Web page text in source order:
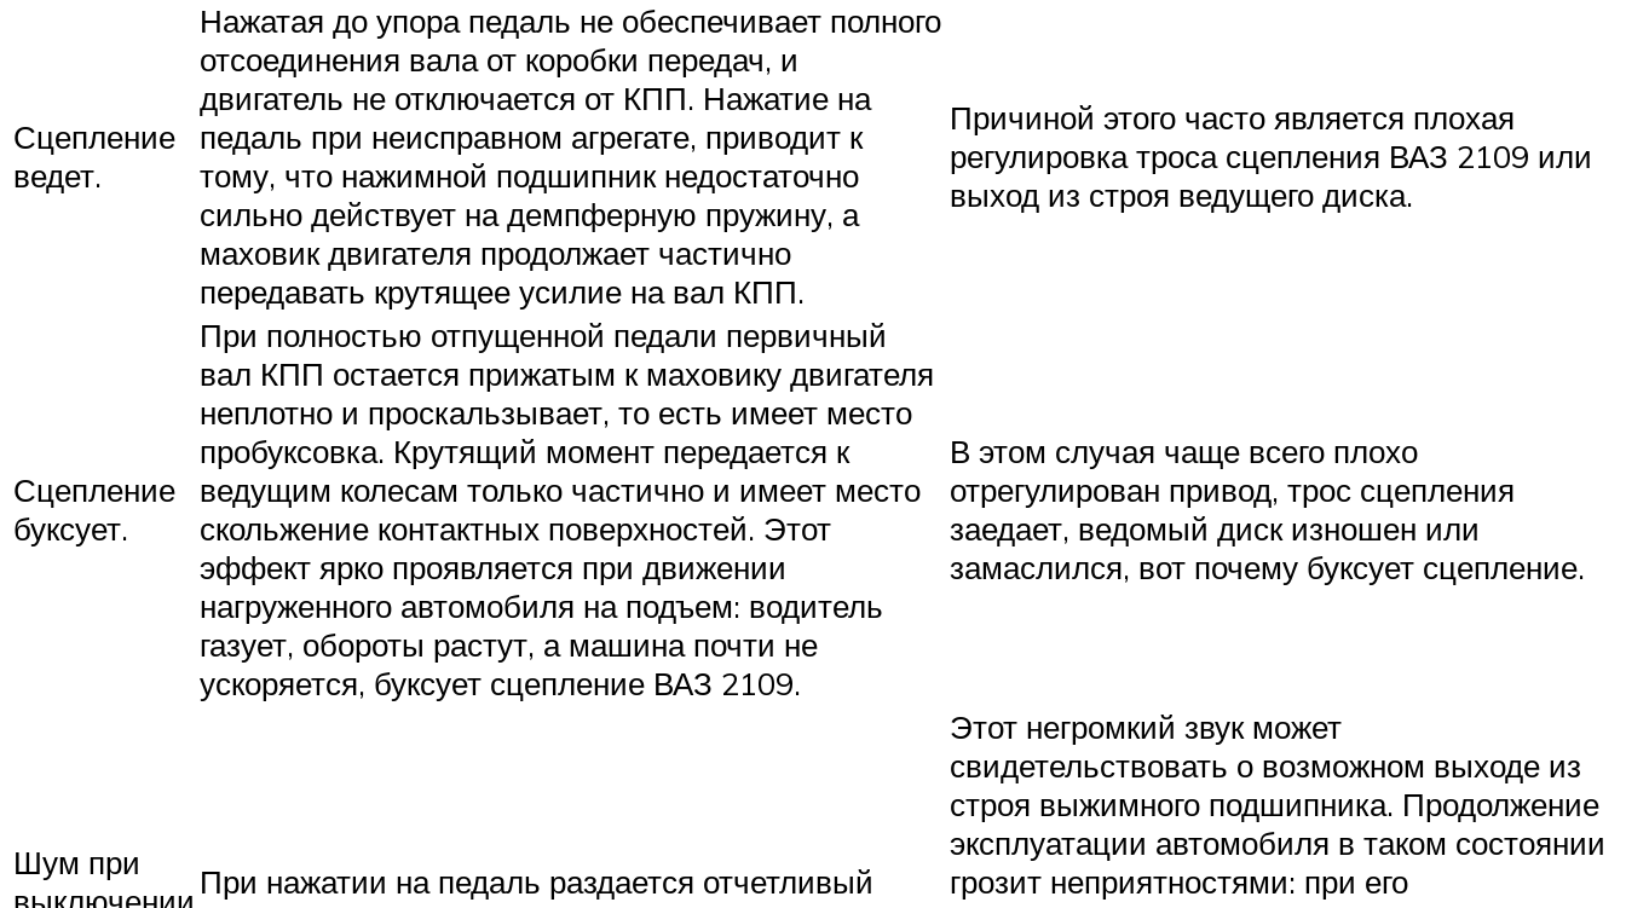
Сцепление
ведет.
Нажатая до упора педаль не обеспечивает полного
отсоединения вала от коробки передач, и
двигатель не отключается от КПП. Нажатие на
педаль при неисправном агрегате, приводит к
тому, что нажимной подшипник недостаточно
сильно действует на демпферную пружину, а
маховик двигателя продолжает частично
передавать крутящее усилие на вал КПП.
Причиной этого часто является плохая
регулировка троса сцепления ВАЗ 2109 или
выход из строя ведущего диска.
Сцепление
буксует.
При полностью отпущенной педали первичный
вал КПП остается прижатым к маховику двигателя
неплотно и проскальзывает, то есть имеет место
пробуксовка. Крутящий момент передается к
ведущим колесам только частично и имеет место
скольжение контактных поверхностей. Этот
эффект ярко проявляется при движении
нагруженного автомобиля на подъем: водитель
газует, обороты растут, а машина почти не
ускоряется, буксует сцепление ВАЗ 2109.
В этом случая чаще всего плохо
отрегулирован привод, трос сцепления
заедает, ведомый диск изношен или
замаслился, вот почему буксует сцепление.
Шум при
При нажатии на педаль раздается отчетливый
Этот негромкий звук может
свидетельствовать о возможном выходе из
строя выжимного подшипника. Продолжение
эксплуатации автомобиля в таком состоянии
грозит неприятностями: при его